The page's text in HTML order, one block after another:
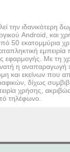
την ιδανικότερη
Android, και
50 εκατομμύρια
εμπειρία
εφαρμογής. Με τη
η αναπαραγωγή
και εκείνων που
δίχως
χρήσης,
τηλέφωνο.